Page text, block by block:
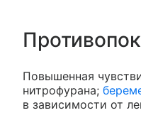
Повышенная
нитрофурана;
в зависимости от